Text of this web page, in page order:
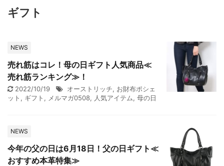
ギフト
NEWS
売れ筋はコレ！母の日ギフト人気商品≪
売れ筋ランキング≫！
2022/10/19 オーストリッチ, お財布ポシェ
ット , ギフト , メルマガ0508, 人気アイテム, 母の日
NEWS
今年の父の日は6月18日！父の日ギフト≪
おすすめ本革特集≫